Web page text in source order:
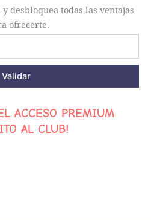
desbloquea todas las ventajas
ofrecerte.
Validar
ACCESO PREMIUM
AL CLUB!